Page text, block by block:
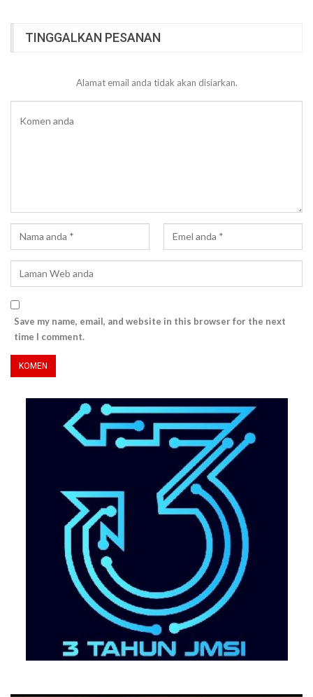
TINGGALKAN PESANAN
Alamat email anda tidak akan disiarkan.
Save my name, email, and website in this browser for the next
time I comment.